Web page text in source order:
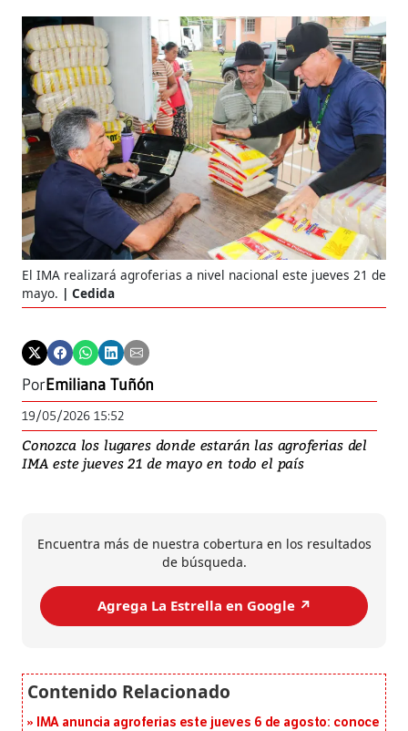
El IMA realizará agroferias a nivel nacional este jueves 21 de
mayo.
Cedida
PorEmiliana Tuñón
19/05/2026 15:52
Conozca los lugares donde estarán las agroferias del
IMA este jueves 21 de mayo en todo el país
Encuentra más de nuestra cobertura en los resultados
de búsqueda.
Agrega La Estrella en Google ↗️
IMA anuncia agroferias este jueves 6 de agosto: conoce